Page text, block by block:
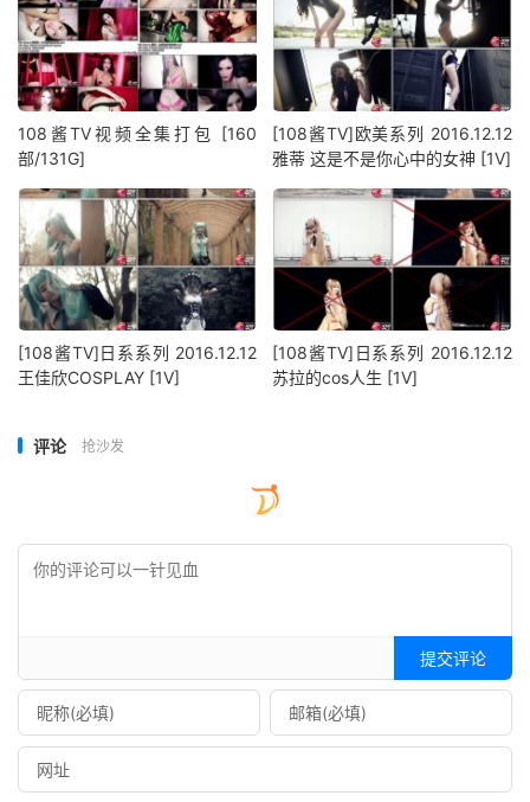
108酱TV视频全集打包 [160
部/131G]
[108酱TV]欧美系列 2016.12.12
雅蒂 这是不是你心中的女神 [1V]
[108酱TV]日系系列 2016.12.12
王佳欣COSPLAY [1V]
[108酱TV]日系系列 2016.12.12
苏拉的cos人生 [1V]
评论 抢沙发
提交评论